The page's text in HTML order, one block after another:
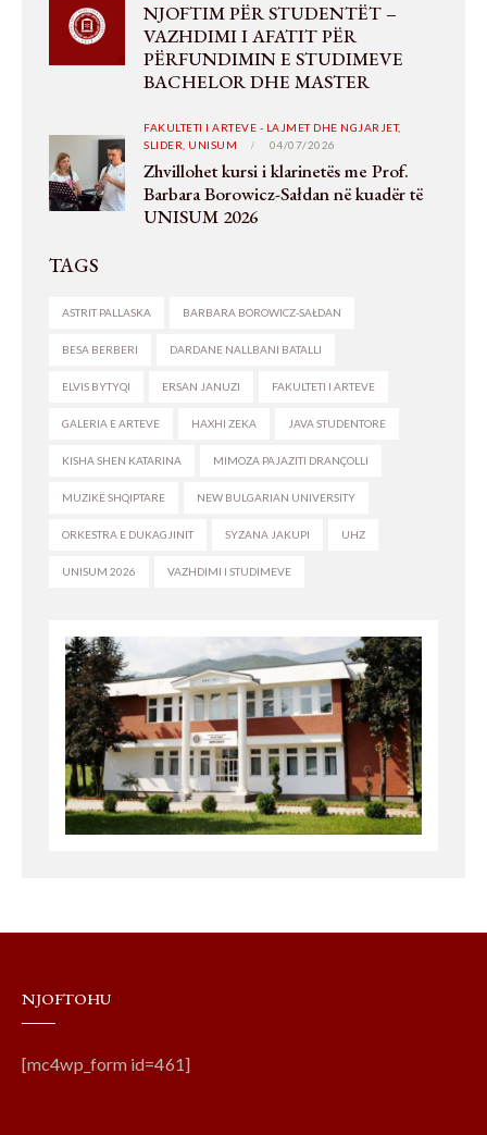
NJOFTIM PËR STUDENTËT –
VAZHDIMI I AFATIT PËR
PËRFUNDIMIN E STUDIMEVE
BACHELOR DHE MASTER
FAKULTETI I ARTEVE - LAJMET DHE NGJARJET,
SLIDER, UNISUM 04/07/2026
Zhvillohet kursi i klarinetës me Prof.
Barbara Borowicz-Sałdan në kuadër të
UNISUM 2026
TAGS
ASTRIT PALLASKA BARBARA BOROWICZ-SAŁDAN
BESA BERBERI DARDANE NALLBANI BATALLI
ELVIS BYTYQI ERSAN JANUZI FAKULTETI I ARTEVE
GALERIA E ARTEVE HAXHI ZEKA JAVA STUDENTORE
KISHA SHEN KATARINA MIMOZA PAJAZITI DRANÇOLLI
MUZIKË SHQIPTARE NEW BULGARIAN UNIVERSITY
ORKESTRA E DUKAGJINIT SYZANA JAKUPI UHZ
UNISUM 2026 VAZHDIMI I STUDIMEVE
NJOFTOHU
[mc4wp_form id=461]